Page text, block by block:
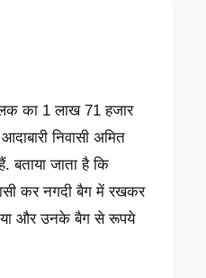
का 1 लाख 71 हजार
निवासी अमित
बताया जाता है कि
कर नगदी बैग में रखकर
और उनके बैग से रूपये